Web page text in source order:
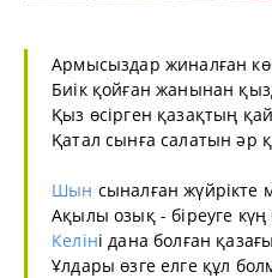
Армысыздар жиналған
Биік қойған жанынан
Қыз өсірген қазақтың
Қатал сынға салатын әр
Шын сыналған жүйрікте
Ақылы озық - біреуге
Келіні дана болған
Ұлдары өзге елге құл